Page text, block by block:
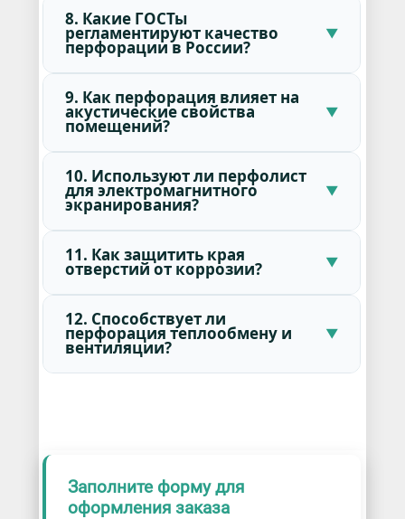
8. Какие ГОСТы
регламентируют качество
перфорации в России?
9. Как перфорация влияет на
акустические свойства
помещений?
10. Используют ли перфолист
для электромагнитного
экранирования?
11. Как защитить края
отверстий от коррозии?
12. Способствует ли
перфорация теплообмену и
вентиляции?
Заполните форму для
оформления заказа